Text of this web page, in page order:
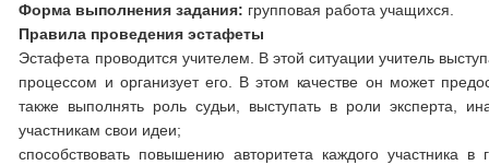
Форма выполнения задания: групповая работа учащихся.
Правила проведения эстафеты
Эстафета проводится учителем. В этой ситуации учитель
процессом и организует его. В этом качестве он может
также выполнять роль судьи, выступать в роли эксперта,
участникам свои идеи;
способствовать повышению авторитета каждого участника